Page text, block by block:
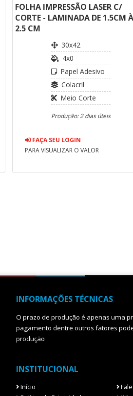
FOLHA IMPRESSÃO LASER C/
CORTE - LAMINADA DE 1.5CM À
2.5 CM
30x42
4x0
Papel Adesivo
Colacril
Meio Corte
Produção: 2 dias úteis
FAÇA SEU LOGIN
PARA VISUALIZAR O VALOR
INFORMAÇÕES TÉCNICAS
O prazo de produção é apenas uma
pagamento dentre outros fatores
produção
INSTITUCIONAL
Início